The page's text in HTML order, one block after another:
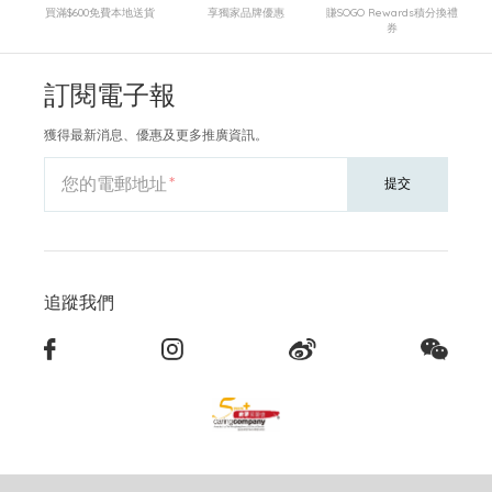
買滿$600免費本地送貨 享獨家品牌優惠
賺SOGO Rewards積分換禮
券
訂閱電子報
獲得最新消息、優惠及更多推廣資訊。
您的電郵地址 提交
追蹤我們